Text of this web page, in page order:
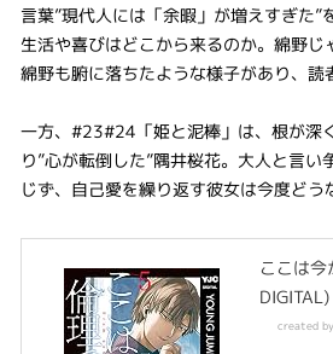
言葉”現代人には「余暇」が増えすぎた
生活や喜びはどこから来るのか。綿野じ
綿野も腑に落ちたような様子があり、読
一方、#23#24「姫と泥棒」は、根が深
り”心が転倒した”隅井桜花。大人と言
じず、自己愛を繰り返す彼女は今度どう
ここは
DIGITAL)
created